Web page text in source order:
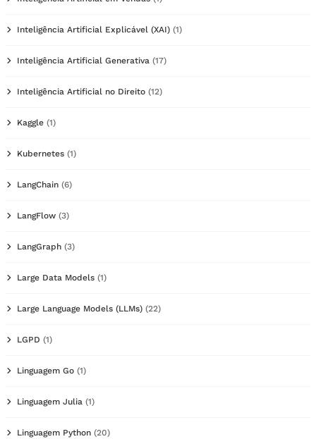
Inteligência Artificial Explicável (XAI) (1)
Inteligência Artificial Generativa (17)
Inteligência Artificial no Direito (12)
Kaggle (1)
Kubernetes (1)
LangChain (6)
LangFlow (3)
LangGraph (3)
Large Data Models (1)
Large Language Models (LLMs) (22)
LGPD (1)
Linguagem Go (1)
Linguagem Julia (1)
Linguagem Python (20)